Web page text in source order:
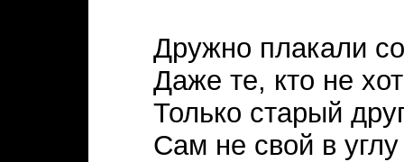
Дружно плакали
Даже те, кто не
Только старый
Сам не свой в